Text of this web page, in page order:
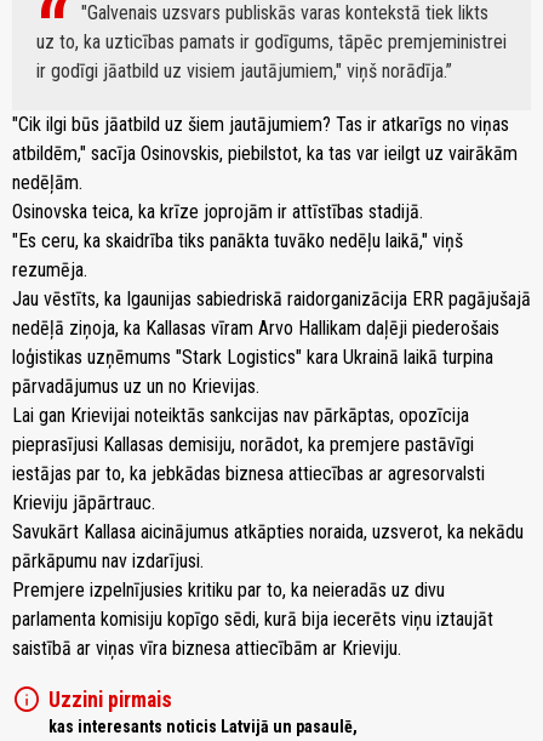
"Galvenais uzsvars publiskās varas kontekstā tiek likts
uz to, ka uzticības pamats ir godīgums, tāpēc premjeministrei
ir godīgi jāatbild uz visiem jautājumiem," viņš norādīja.
"Cik ilgi būs jāatbild uz šiem jautājumiem? Tas ir atkarīgs no viņas
atbildēm," sacīja Osinovskis, piebilstot, ka tas var ieilgt uz vairākām
nedēļām.
Osinovska teica, ka krīze joprojām ir attīstības stadijā.
"Es ceru, ka skaidrība tiks panākta tuvāko nedēļu laikā," viņš
rezumēja.
Jau vēstīts, ka Igaunijas sabiedriskā raidorganizācija ERR pagājušajā
nedēļā ziņoja, ka Kallasas vīram Arvo Hallikam daļēji piederošais
loģistikas uzņēmums "Stark Logistics" kara Ukrainā laikā turpina
pārvadājumus uz un no Krievijas.
Lai gan Krievijai noteiktās sankcijas nav pārkāptas, opozīcija
pieprasījusi Kallasas demisiju, norādot, ka premjere pastāvīgi
iestājas par to, ka jebkādas biznesa attiecības ar agresorvalsti
Krieviju jāpārtrauc.
Savukārt Kallasa aicinājumus atkāpties noraida, uzsverot, ka nekādu
pārkāpumu nav izdarījusi.
Premjere izpelnījusies kritiku par to, ka neieradās uz divu
parlamenta komisiju kopīgo sēdi, kurā bija iecerēts viņu iztaujāt
saistībā ar viņas vīra biznesa attiecībām ar Krieviju.
info Uzzini pirmais
kas interesants noticis Latvijā un pasaulē,